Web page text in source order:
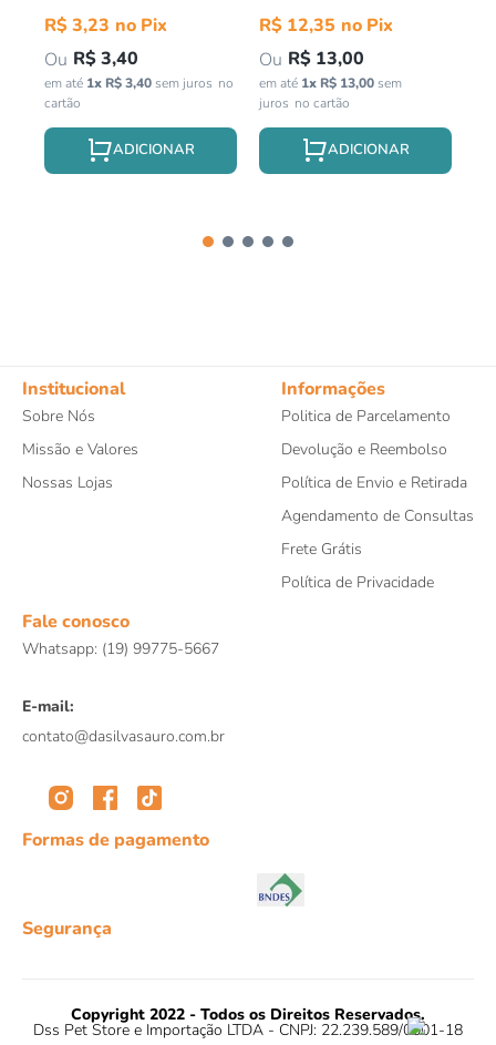
R$3,23
R$3,40
em até 1x R$3,40sem juros
R$ 12,35
R$ 13,00
em até 1x R$ 13,00sem
juros
Institucional
Sobre Nós
Missão e Valores
Nossas Lojas
Informações
Politica de Parcelamento
Devolução e Reembolso
Política de Envio e Retirada
Agendamento de Consultas
Frete Grátis
Política de Privacidade
Fale conosco
Whatsapp: (19) 99775-5667
E-mail:
contato@dasilvasauro.com.br
Formas de pagamento
Segurança
Copyright 2022 - Todos os Direitos Reservados.
Dss Pet Store e Importação LTDA - CNPJ: 22.239.589/0001-18